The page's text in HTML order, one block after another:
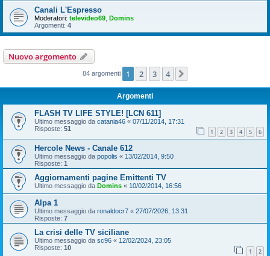
Canali L'Espresso
Moderatori: televideo69 Domins
Argomenti: 4
Nuovo argomento
84 argomenti 1 2 3 4
Argomenti
FLASH TV LIFE STYLE! [LCN 611]
Ultimo messaggio da catania46 « 07/11/2014, 17:31
Risposte: 51 1 2 3 4 5 6
Hercole News - Canale 612
Ultimo messaggio da popolis « 13/02/2014, 9:50
Risposte: 1
Aggiornamenti pagine Emittenti TV
Ultimo messaggio da Domins « 10/02/2014, 16:56
Alpa 1
Ultimo messaggio da ronaldocr7 « 27/07/2026, 13:31
Risposte: 7
La crisi delle TV siciliane
Ultimo messaggio da sc96 « 12/02/2024, 23:05
Risposte: 10 1 2